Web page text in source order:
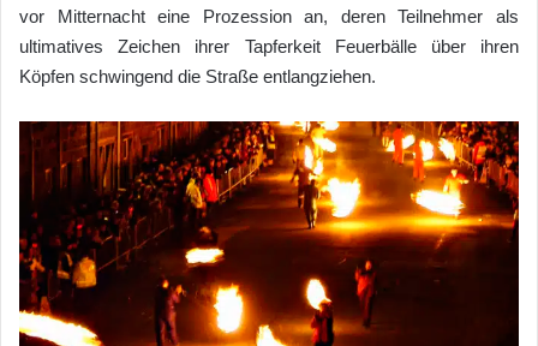
vor Mitternacht eine Prozession an, deren Teilnehmer als
ultimatives Zeichen ihrer Tapferkeit Feuerbälle über ihren
Köpfen schwingend die Straße entlangziehen.